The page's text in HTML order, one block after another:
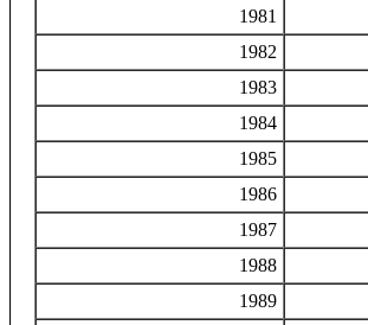
1981
1982
1983
1984
1985
1986
1987
1988
1989